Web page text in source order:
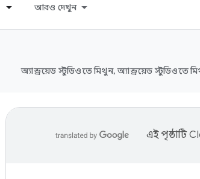
আরও দেখুন
অ্যান্ড্রয়েড স্টুডিওতে মিথুন, অ্যান্ড্রয়েড স্টুডিওতে
এই পৃষ্ঠাটি